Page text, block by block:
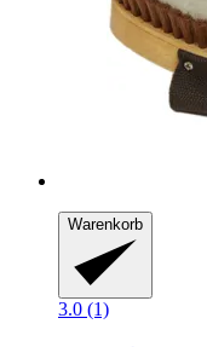
Warenkorb
3.0 (1)